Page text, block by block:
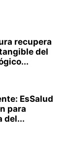
recupera
del
EsSalud
para
del...